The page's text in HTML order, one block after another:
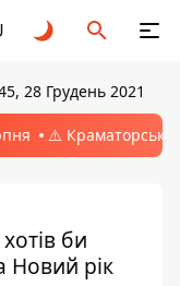
28 Грудень 2021
⚠️ Краматорськ,
би
Новий рік